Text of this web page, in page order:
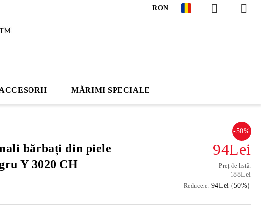
RON
ACCESORII MĂRIMI SPECIALE
bărbați din piele
Y 3020 CH
-50%
94Lei
Preț de listă:
188Lei
Reducere: 94Lei (50%)